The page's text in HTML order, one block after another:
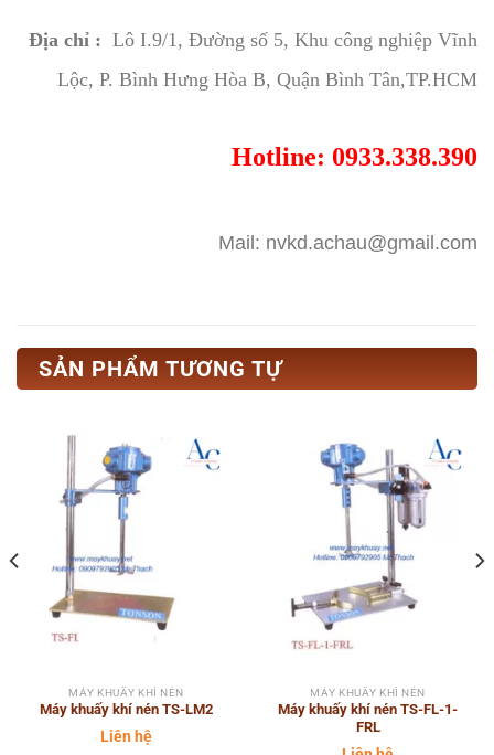
Địa chỉ : Lô I.9/1, Đường số 5, Khu công nghiệp Vĩnh
Lộc, P. Bình Hưng Hòa B, Quận Bình Tân,TP.HCM
Hotline: 0933.338.390
Mail: nvkd.achau@gmail.com
SẢN PHẨM TƯƠNG TỰ
MÁY KHUẤY KHÍ NÉN
Máy khuấy khí nén TS-LM2
Liên hệ
MÁY KHUẤY KHÍ NÉN
Máy khuấy khí nén TS-FL-1-
FRL